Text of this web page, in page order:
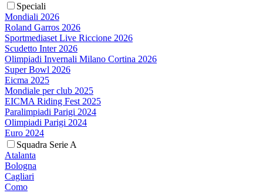
Speciali
Mondiali 2026
Roland Garros 2026
Sportmediaset Live Riccione 2026
Scudetto Inter 2026
Olimpiadi Invernali Milano Cortina 2026
Super Bowl 2026
Eicma 2025
Mondiale per club 2025
EICMA Riding Fest 2025
Paralimpiadi Parigi 2024
Olimpiadi Parigi 2024
Euro 2024
Squadra Serie A
Atalanta
Bologna
Cagliari
Como